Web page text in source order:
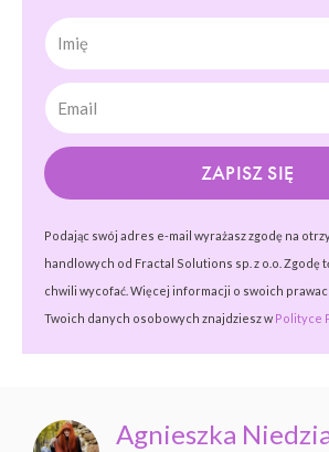
Imię
ZAPISZ SIĘ
Podając swój adres e-mail wyrażasz zgodę na
handlowych od Fractal Solutions sp. z o.o. Zgodę
chwili wycofać. Więcej informacji o swoich
Twoich danych osobowych znajdziesz w Polityce
Agnieszka